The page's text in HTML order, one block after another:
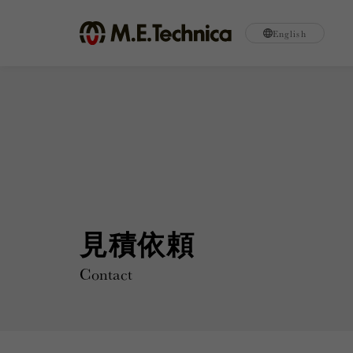
English
見積依頼
Contact